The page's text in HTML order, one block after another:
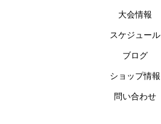
大会情報
スケジュール
ブログ
ショップ情報
問い合わせ